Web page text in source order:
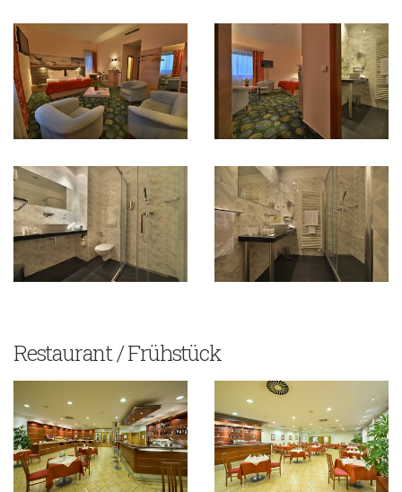
Restaurant / Frühstück